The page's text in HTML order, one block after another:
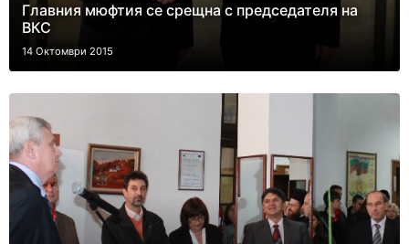
Главния мюфтия се срещна с председателя на
ВКС
14 Октомври 2015